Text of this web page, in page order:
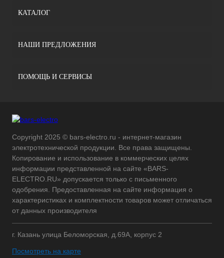
КАТАЛОГ
НАШИ ПРЕДЛОЖЕНИЯ
ПОМОЩЬ И СЕРВИСЫ
Copyright 2025 © bars-electro.ru - интернет-магазин
электротехнической продукции. Все права защищены.
Копирование и использование в коммерческих целях
информации представленной на сайте «BARS-
ELECTRO.RU» допускается только с письменного
одобрения. Предоставленная на сайте информация о
характеристиках и комплектности товаров может отличаться
от данных производителя
г. Казань улица Беломорская, д.69А, корпус 2
Посмотреть на карте